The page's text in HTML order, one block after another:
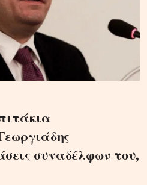
συναδέλφων του,